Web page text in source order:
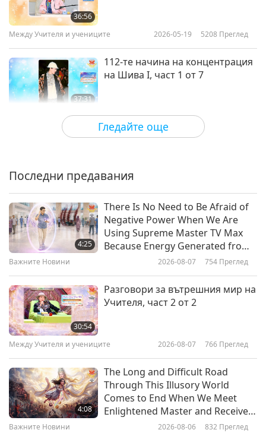
Гледайте още
36:56
Между Учителя и учениците 2026-05-19 5208 Преглед
37:31
112-те начина на концентрация
на Шива I, част 1 от 7
Между Учителя и учениците 2026-05-12 5647
38:43
освободени, Част 1 от 3
Историята на фестивала Чин
Мин, част 1 от 4
41:08
На кого трябва да благодарим
Винаги помнете благородното
ни качество, част 1 от 9
Последни предавания
4:25
There Is No Need to Be Afraid of
Negative Power When We Are
Using Supreme Master TV Max
Because Energy Generated from
It Is Far More Powerful than Any
Важните Новини 2026-08-07 754 Преглед
30:54
Разговори за вътрешния мир на
Учителя, част 2 от 2
Между Учителя и учениците 2026-08-07 766 Преглед
4:08
The Long and Difficult Road
Through This Illusory World
Comes to End When We Meet
Enlightened Master and Receive
Важните Новини 2026-08-06 832 Преглед